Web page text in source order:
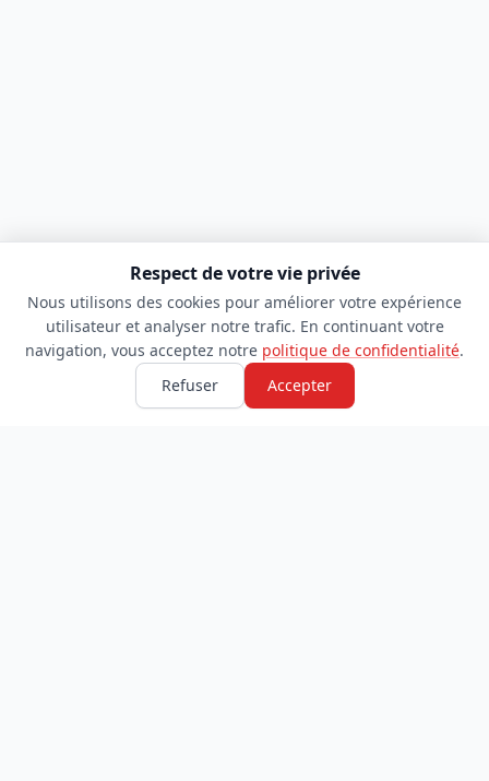
Respect de votre vie privée
Nous utilisons des cookies pour améliorer votre expérience
utilisateur et analyser notre trafic. En continuant votre
navigation, vous acceptez notre politique de confidentialité.
Refuser
Accepter